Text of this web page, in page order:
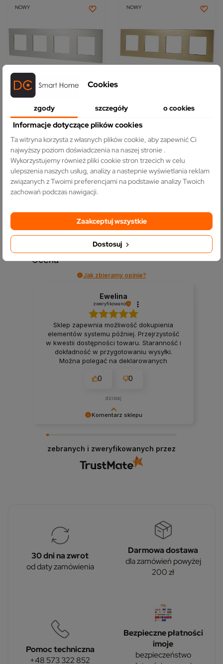
NOWY
Ramka Aluminiowa
Szczotkowana Poczwórna
4F Srebrna DC Smart Home
110,00 zł
DO KOSZYKA
NOWY
Ramka Aluminiowa
Szczotkowana Poczwórna
4F Złota DC Smart Home
110,00 zł
DO KOSZYKA
Pokazano 1-12 z 12 pozycji
5.0
Ocena
Na podstawie
2385opiniiz całego okresu
Jak zbieramy opinie?
Komentarz sklepu
Ewelina
zweryfikowano
Sklep zapewnia możliwość dokupienia
elementów systemu później. Przejrzystość
w kwestii dostępności towaru. Staranność i
dokładność w przygotowaniu wysyłki.
Można polegać na deklarowanych
polegać przy realizacji projektu smart
0 0
dzisiaj
zebranych i zweryfikowanych przez
30 dni na zwrot
od daty zamówienia
Darmowa dostawa
dla zamówień powyżej
200 zł
Pomoc techniczna
+48 573 322 852
Bezpieczne płatności
imoje
bezpieczeństwo
Cookies
zgody szczegóły o cookies
Informacje dotyczące plików cookies
Ta witryna korzysta z własnych plików cookie, aby zapewnić Ci
najwyższy poziom doświadczenia na naszej stronie .
Wykorzystujemy również pliki cookie stron trzecich w celu
ulepszenia naszych usług, analizy a nastepnie wyświetlania reklam
związanych z Twoimi preferencjami na podstawie analizy Twoich
zachowań podczas nawigacji.
Dostosuj
Zaakceptuj wszystkie